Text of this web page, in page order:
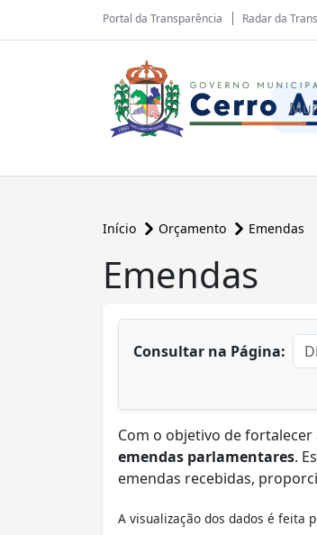
Portal da Transparência Radar da
Início Orçamento Emendas
conteúdo principalEmendas
Consultar na Página:
Com o objetivo de
emendas parlamentares.
emendas recebidas,
A visualização dos dados é feita